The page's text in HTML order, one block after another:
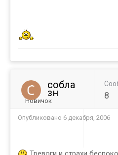
собла
зн
Новичок
8
Опубликовано 6 декабря, 2006